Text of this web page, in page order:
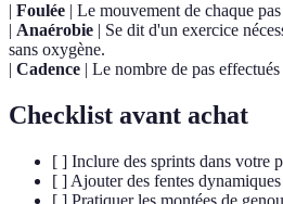
| Foulée | Le mouvement de chaque
| Anaérobie | Se dit d'un exercice
sans oxygène.
| Cadence | Le nombre de pas
Checklist avant achat
[ ] Inclure des sprints dans votre
[ ] Ajouter des fentes
[ ] Pratiquer les montées de